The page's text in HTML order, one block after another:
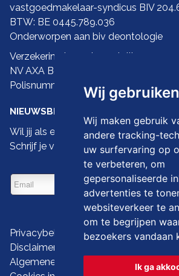
Wij
Wij maken gebruik
andere tracking-
uw surfervaring op
te verbeteren, om
gepersonaliseerde
advertenties te
websiteverkeer te
om te begrijpen
bezoekers vandaan
Ik ga
vastgoedmakelaar-syndicus BIV
BTW: BE 0445.789.036
Onderworpen aan biv deontologie
Verzekering ba en borgstelling:
NV AXA Belgium
Polisnummer 730.390.160
NIEUWSBRIEF
Wil jij als eerste de nieuwste
Schrijf je vandaag dan in op onze
Privacybeleid
Disclaimer
Algemene gebruiksvoorwaarden